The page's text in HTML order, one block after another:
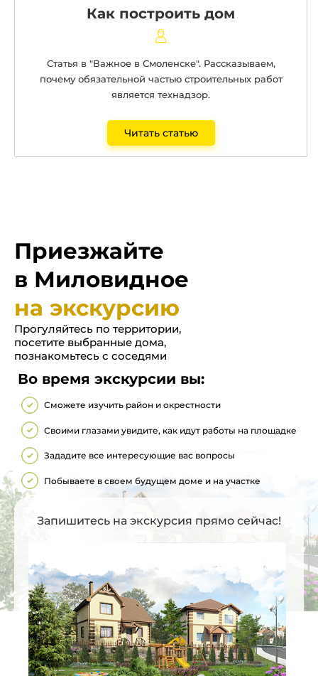
Как построить дом
Статья в "Важное в Смоленске". Рассказываем,
почему обязательной частью строительных работ
является технадзор.
Читать статью
Приезжайте
в Миловидное
на экскурсию
Прогуляйтесь по территории,
посетите выбранные дома,
познакомьтесь с соседями
Во время экскурсии вы:
Сможете изучить район и окрестности
Своими глазами увидите, как идут работы на площадке
Зададите все интересующие вас вопросы
Побываете в своем будущем доме и на участке
Запишитесь на экскурсия прямо сейчас!